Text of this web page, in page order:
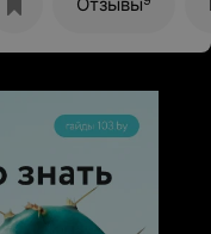
ее
и